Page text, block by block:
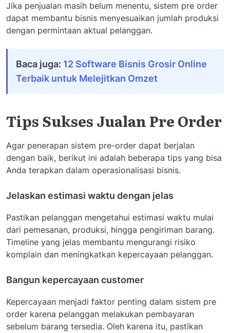
Jika penjualan masih belum menentu, sistem pre order
dapat membantu bisnis menyesuaikan jumlah produksi
dengan permintaan aktual pelanggan.
Baca juga: 12 Software Bisnis Grosir Online
Terbaik untuk Melejitkan Omzet
Tips Sukses Jualan Pre Order
Agar penerapan sistem pre-order dapat berjalan
dengan baik, berikut ini adalah beberapa tips yang bisa
Anda terapkan dalam operasionalisasi bisnis.
Jelaskan estimasi waktu dengan jelas
Pastikan pelanggan mengetahui estimasi waktu mulai
dari pemesanan, produksi, hingga pengiriman barang.
Timeline yang jelas membantu mengurangi risiko
komplain dan meningkatkan kepercayaan pelanggan.
Bangun kepercayaan customer
Kepercayaan menjadi faktor penting dalam sistem pre
order karena pelanggan melakukan pembayaran
sebelum barang tersedia. Oleh karena itu, pastikan